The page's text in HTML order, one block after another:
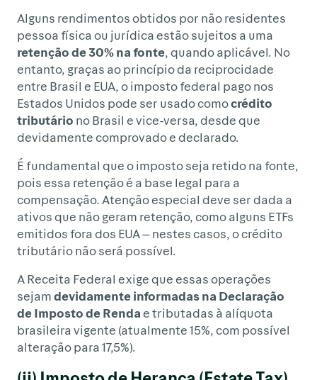
Alguns rendimentos obtidos por não residentes
pessoa física ou jurídica estão sujeitos a uma
retenção de 30% na fonte, quando aplicável. No
entanto, graças ao princípio da reciprocidade
entre Brasil e EUA, o imposto federal pago nos
Estados Unidos pode ser usado comocrédito
tributário no Brasil e vice-versa, desde que
devidamente comprovado e declarado.
É fundamental que o imposto seja retido na fonte,
pois essa retenção é a base legal para a
compensação. Atenção especial deve ser dada a
ativos que não geram retenção, como alguns ETFs
emitidos fora dos EUA — nestes casos, o crédito
tributário não será possível.
A Receita Federal exige que essas operações
sejamdevidamente informadas na Declaração
de Imposto de Rendae tributadas à alíquota
brasileira vigente (atualmente 15%, com possível
alteração para 17,5%).